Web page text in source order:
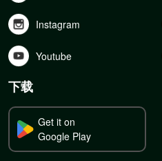
Instagram
Youtube
下载
Get it on
Google Play